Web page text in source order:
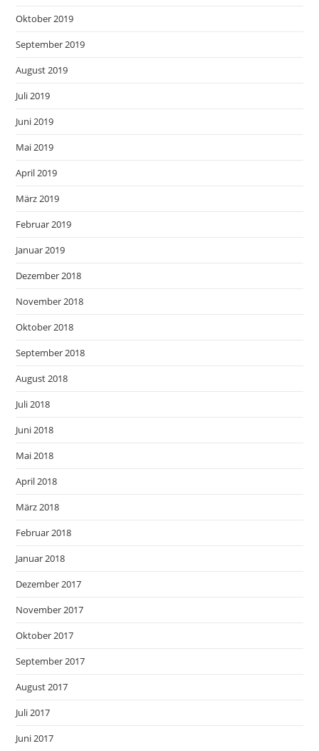
Oktober 2019
September 2019
August 2019
Juli 2019
Juni 2019
Mai 2019
April 2019
März 2019
Februar 2019
Januar 2019
Dezember 2018
November 2018
Oktober 2018
September 2018
August 2018
Juli 2018
Juni 2018
Mai 2018
April 2018
März 2018
Februar 2018
Januar 2018
Dezember 2017
November 2017
Oktober 2017
September 2017
August 2017
Juli 2017
Juni 2017